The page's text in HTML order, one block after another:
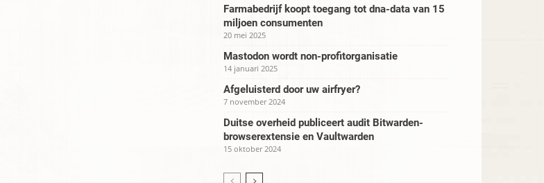
Farmabedrijf koopt toegang tot dna-data van 15
miljoen consumenten
20 mei 2025
Mastodon wordt non-profitorganisatie
14 januari 2025
Afgeluisterd door uw airfryer?
7 november 2024
Duitse overheid publiceert audit Bitwarden-
browserextensie en Vaultwarden
15 oktober 2024